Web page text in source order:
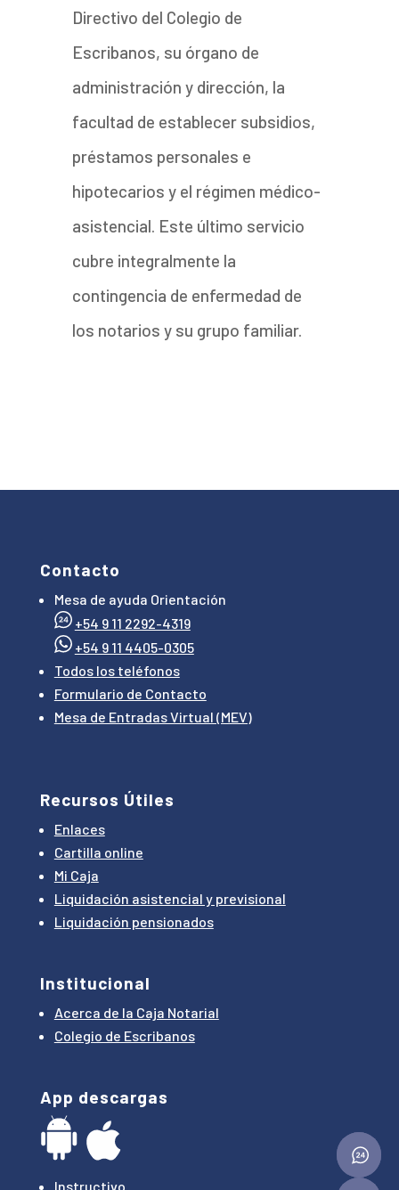
Directivo del Colegio de
Escribanos, su órgano de
administración y dirección, la
facultad de establecer subsidios,
préstamos personales e
hipotecarios y el régimen médico-
asistencial. Este último servicio
cubre integralmente la
contingencia de enfermedad de
los notarios y su grupo familiar.
Contacto
Mesa de ayuda Orientación
+54 9 11 2292-4319
+54 9 11 4405-0305
Todos los teléfonos
Formulario de Contacto
Mesa de Entradas Virtual (MEV)
Recursos Útiles
Enlaces
Cartilla online
Mi Caja
Liquidación asistencial y previsional
Liquidación pensionados
Institucional
Acerca de la Caja Notarial
Colegio de Escribanos
App descargas
Instructivo